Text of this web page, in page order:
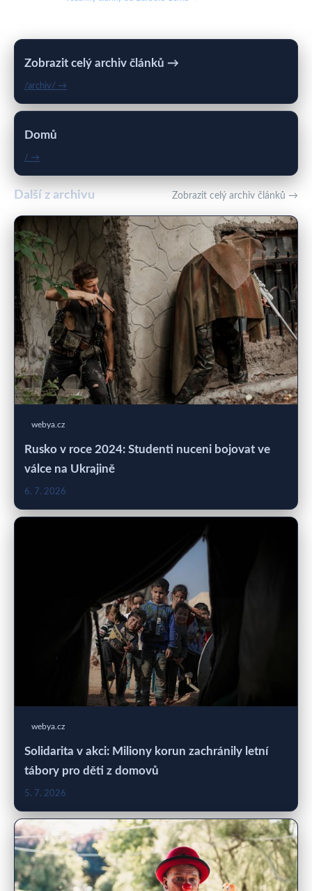
Zobrazit celý archiv článků →
/archiv/ →
Domů
/ →
Další z archivu Zobrazit celý archiv článků →
webya.cz
Rusko v roce 2024: Studenti nuceni bojovat ve
válce na Ukrajině
6. 7. 2026
webya.cz
Solidarita v akci: Miliony korun zachránily letní
tábory pro děti z domovů
5. 7. 2026